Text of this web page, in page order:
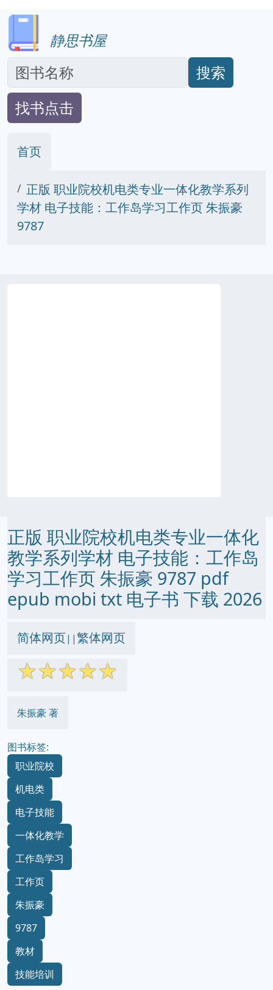
静思书屋
搜索
找书点击
首页
正版 职业院校机电类专业一体化教学系列
学材 电子技能：工作岛学习工作页 朱振豪
9787
正版 职业院校机电类专业一体化
教学系列学材 电子技能：工作岛
学习工作页 朱振豪 9787 pdf
epub mobi txt 电子书 下载 2026
简体网页||繁体网页
☆☆☆☆☆
朱振豪 著
图书标签:
职业院校
机电类
电子技能
一体化教学
工作岛学习
工作页
朱振豪
9787
教材
技能培训